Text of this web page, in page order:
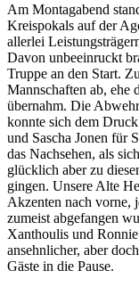
Am Montagabend
Kreispokals auf der
allerlei
Davon unbeeinruckt
Truppe an den Start.
Mannschaften ab, ehe
übernahm. Die
konnte sich dem
und Sascha Jonen für
das Nachsehen, als
glücklich aber zu
gingen. Unsere Alte
Akzenten nach vorne,
zumeist abgefangen
Xanthoulis und
ansehnlicher, aber
Gäste in die Pause.